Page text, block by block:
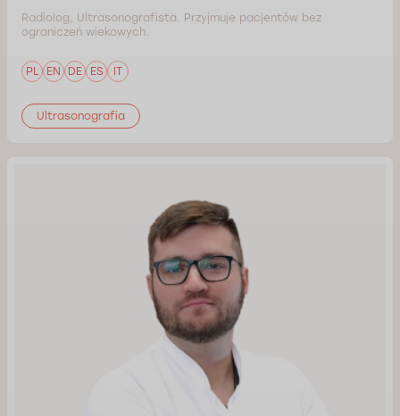
Radiolog, Ultrasonografista. Przyjmuje pacjentów bez
ograniczeń wiekowych.
PL EN DE ES IT
Ultrasonografia